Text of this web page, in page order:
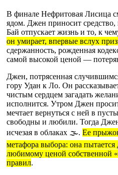
В финале Нефритовая Лисица
ядом. Джен приносит
Бай отпускает жизнь и то, к
он умирает, впервые вслух
сдержанность, рожденная
самой высокой ценой —
Джен, потрясенная
гору Удан к Ло. Он
чистым сердцем загадать
исполнится. Утром Джен
мечтает вернуться с ней в
свободны и любили. Тогда
исчезая в облаках 🌫️. Ее
метафора выбора: она пытается
любимому ценой собственной
правил.